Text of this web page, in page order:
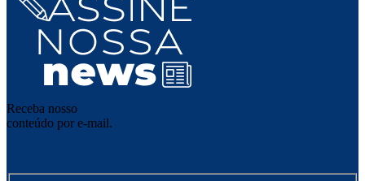
Receba nosso
conteúdo por e-mail.